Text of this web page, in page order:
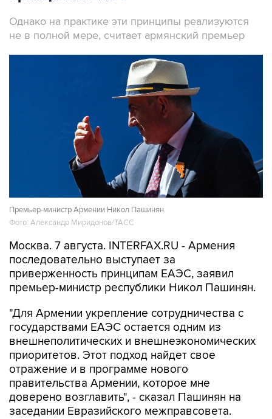
Однако на практике эти принципы реализуются
не в полной мере, считает армянский премьер
Премьер-министр Армении Никол Пашинян
Фото: Александр Миридонов/ТАСС
Москва. 7 августа. INTERFAX.RU - Армения
последовательно выступает за
приверженность принципам ЕАЭС, заявил
премьер-министр республики Никол Пашинян.
"Для Армении укрепление сотрудничества с
государствами ЕАЭС остается одним из
внешнеполитических и внешнеэкономических
приоритетов. Этот подход найдет свое
отражение и в программе нового
правительства Армении, которое мне
доверено возглавить", - сказал Пашинян на
заседании Евразийского межправсовета.